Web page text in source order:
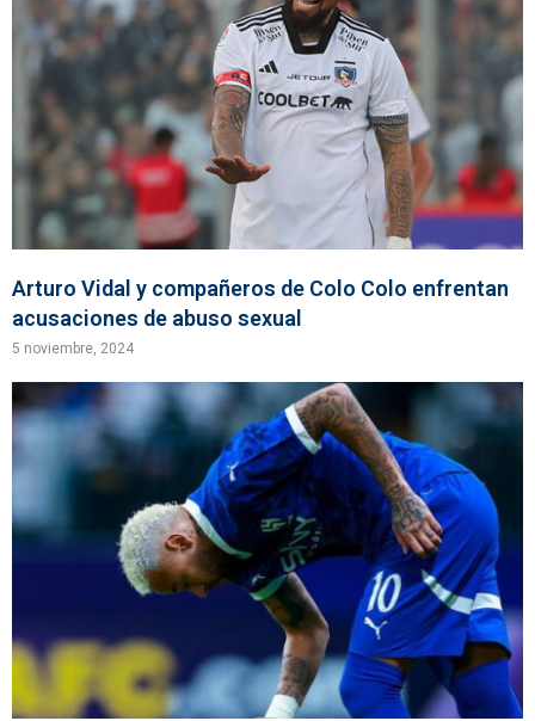
Arturo Vidal y compañeros de Colo Colo enfrentan
acusaciones de abuso sexual
5 noviembre, 2024